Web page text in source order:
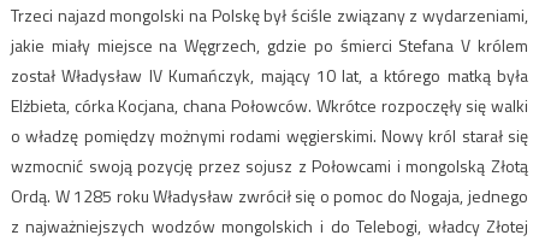
Trzeci najazd mongolski na Polskębył ściśle związany z wydarzeniami,
jakie miały miejsce na Węgrzech, gdzie po śmierci Stefana V królem
został Władysław IV Kumańczyk, mający 10 lat, a którego matką była
Elżbieta, córka Kocjana, chana Połowców. Wkrótce rozpoczęły się walki
o władzę pomiędzy możnymi rodami węgierskimi. Nowy król starał się
wzmocnić swoją pozycję przez sojusz z Połowcami i mongolską Złotą
Ordą. W 1285 roku Władysław zwrócił się o pomoc do Nogaja, jednego
z najważniejszych wodzów mongolskich i do Telebogi, władcy Złotej